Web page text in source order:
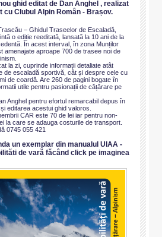
ghid editat de Dan Anghel , realizat
cu Clubul Alpin Român - Brașov.
– Ghidul Traseelor de Escaladă,
o ediție reeditată, lansată la 10 ani de la
În acest interval, în zona Munților
amenajate aproape 700 de trasee noi de
la zi, cuprinde informații detaliate atât
de escaladă sportivă, cât și despre cele cu
de coardă. Are 260 de pagini bogate în
utile pentru pasionații de cățărare pe
Anghel pentru efortul remarcabil depus în
editarea acestui ghid valoros.
CAR este 70 de lei iar pentru non-
la care se adauga costurile de transport.
0745 055 421
un exemplar din manualul UIAA -
de vară făcând click pe imaginea